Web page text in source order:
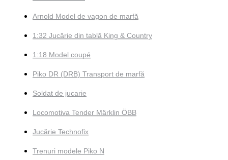
Arnold Model de vagon de marfă
1:32 Jucărie din tablă King & Country
1:18 Model coupé
Piko DR (DRB) Transport de marfă
Soldat de jucarie
Locomotiva Tender Märklin ÖBB
Jucărie Technofix
Trenuri modele Piko N